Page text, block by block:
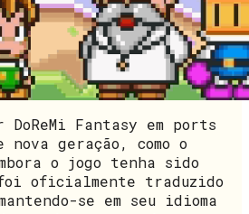
Fantasy em ports
nova geração, como o
o jogo tenha sido
oficialmente traduzido
se em seu idioma